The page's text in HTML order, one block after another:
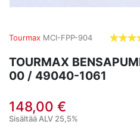
Tourmax MCI-FPP-904
TOURMAX
00 / 49040-1061
148,00 €
Sisältää ALV 25,5%